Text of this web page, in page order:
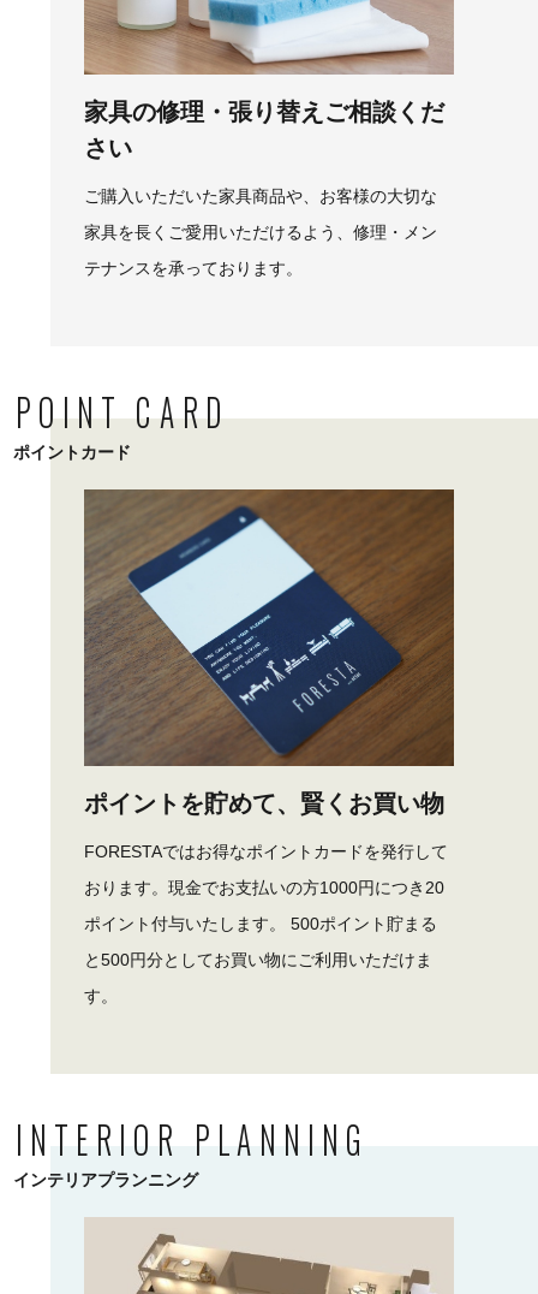
家具の修理・張り替えご相談くだ
さい
ご購入いただいた家具商品や、お客様の大切な
家具を長くご愛用いただけるよう、修理・メン
テナンスを承っております。
POINT CARD
ポイントカード
ポイントを貯めて、賢くお買い物
FORESTAではお得なポイントカードを発行して
おります。現金でお支払いの方1000円につき20
ポイント付与いたします。 500ポイント貯まる
と500円分としてお買い物にご利用いただけま
す。
INTERIOR PLANNING
インテリアプランニング